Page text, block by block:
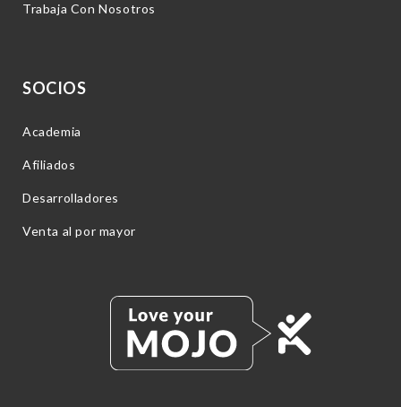
Trabaja Con Nosotros
SOCIOS
Academia
Afiliados
Desarrolladores
Venta al por mayor